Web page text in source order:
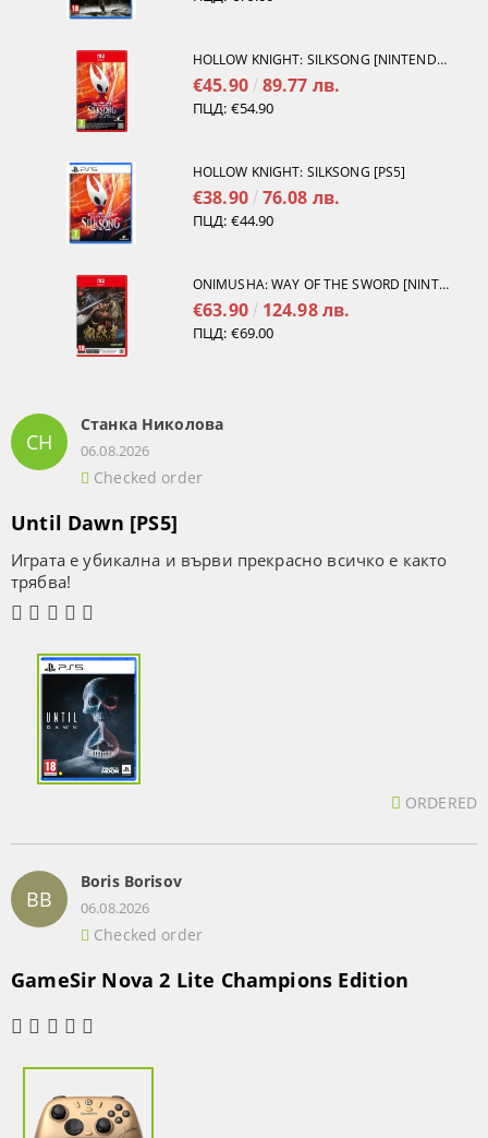
HOLLOW KNIGHT: SILKSONG [NINTENDO SWITCH 2]
€45.90 89.77 лв.
ПЦД: €54.90
HOLLOW KNIGHT: SILKSONG [PS5]
€38.90 76.08 лв.
ПЦД: €44.90
ONIMUSHA: WAY OF THE SWORD [NINTENDO SWITCH 2]
€63.90 124.98 лв.
ПЦД: €69.00
СН
Станка Николова
06.08.2026
Checked order
Until Dawn [PS5]
Играта е убикална и върви прекрасно всичко е както
трябва!
ORDERED
BB
Boris Borisov
06.08.2026
Checked order
GameSir Nova 2 Lite Champions Edition